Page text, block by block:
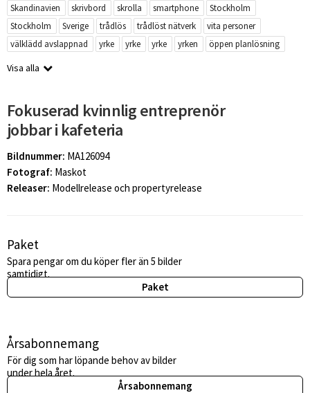
Skandinavien
skrivbord skrolla smartphone
Stockholm
Stockholm
Sverige trådlös trådlöst nätverk
vita personer
välklädd avslappnad
yrke yrke yrke yrken öppen planlösning
Visa alla
Fokuserad kvinnlig entreprenör
jobbar i kafeteria
Bildnummer: MA126094
Fotograf: Maskot
Releaser: Modellrelease och propertyrelease
Paket
Spara pengar om du köper fler än 5 bilder
samtidigt.
Paket
Årsabonnemang
För dig som har löpande behov av bilder
under hela året.
Årsabonnemang